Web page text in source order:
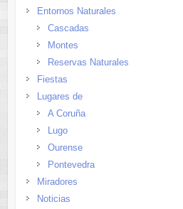
Entornos Naturales
Cascadas
Montes
Reservas Naturales
Fiestas
Lugares de
A Coruña
Lugo
Ourense
Pontevedra
Miradores
Noticias